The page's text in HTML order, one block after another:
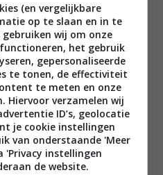
OM 20 JULI 2023
mk2 of Rotel RB 1572?
DOOR TB19876 OM 14 JULI 2023
dat mijn telefoon niet
met bluetooth
(en vergelijkbare
op te slaan en in te
gebruiken wij om onze
het gebruik
gepersonaliseerde
te tonen, de effectiviteit
te meten en onze
Hiervoor verzamelen wij
ID’s, geolocatie
je cookie instellingen
van onderstaande 'Meer
'Privacy instellingen
de website.